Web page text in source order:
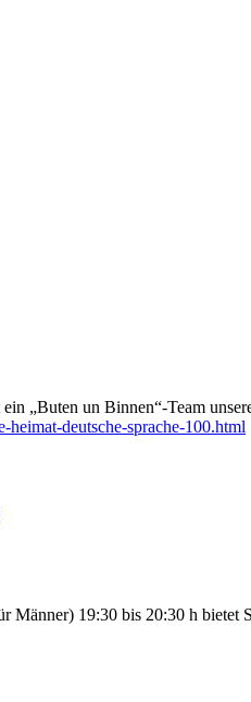
„Buten un Binnen“-Team
deutsche-sprache-100.html
19:30 bis 20:30 h